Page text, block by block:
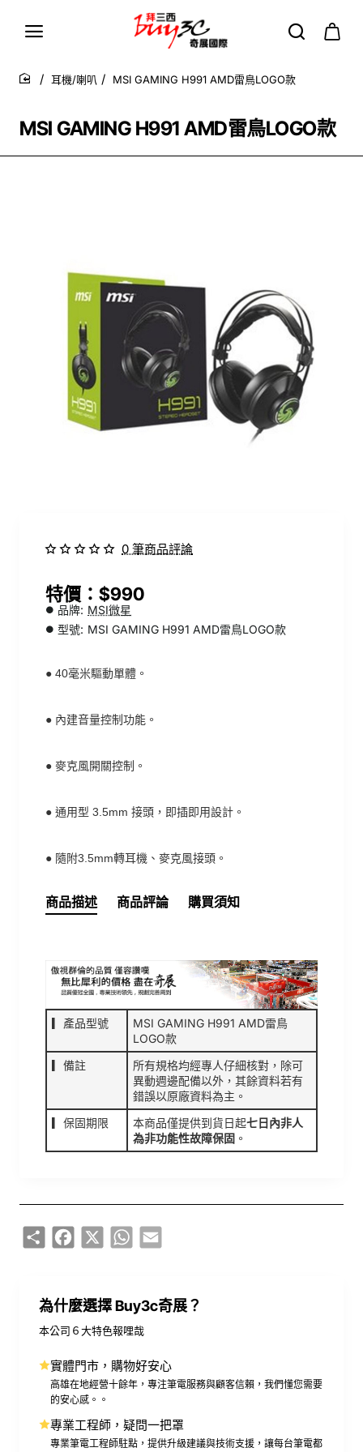
MSI GAMING H991 AMD雷鳥LOGO款
home
耳機/喇叭 MSI GAMING H991 AMD雷鳥LOGO款
0 筆商品評論
$990
品牌: MSI微星
型號: MSI GAMING H991 AMD雷鳥LOGO款
● 40毫米驅動單體。
● 內建音量控制功能。
● 麥克風開關控制。
● 通用型 3.5mm 接頭，即插即用設計。
● 隨附3.5mm轉耳機、麥克風接頭。
商品描述 商品評論 購買須知
▎產品型號
MSI GAMING H991 AMD雷鳥
LOGO款
▎備註
所有規格均經專人仔細核對，除可
異動週邊配備以外，其餘資料若有
錯誤以原廠資料為主。
▎保固期限
本商品僅提供到貨日起七日內非人
為非功能性故障保固 。
ShareFacebook
X WhatsApp
Email
為什麼選擇 Buy3c奇展？
本公司６大特色報哩哉
實體門市，購物好安心
高雄在地經營十餘年，專注筆電服務與顧客信賴，我們懂您需要
的安心感。。
專業工程師，疑問一把罩
專業筆電工程師駐點，提供升級建議與技術支援，讓每台筆電都